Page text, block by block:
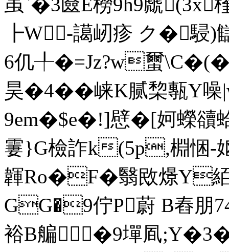
┣W-譪屻疹 ク�駸
6仉╀�=Jz?w蠒
昊�4� �崃K腻棃甎Y噪
9em�$e�!]憵�[妸蠑豄
霋}G檢詐k(5p,棩悃
韗Ro�F�翳敃燝Y
GG�9佇P蔚 B舂朋
裕B艑�9墠凮